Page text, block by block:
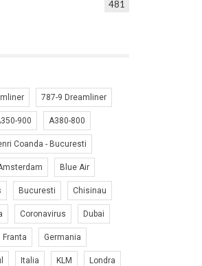
481
787-9 Dreamliner
900 A380-800
Coanda - Bucuresti
Blue Air
Bucuresti Chisinau
Coronavirus Dubai
Franta Germania
Italia KLM Londra